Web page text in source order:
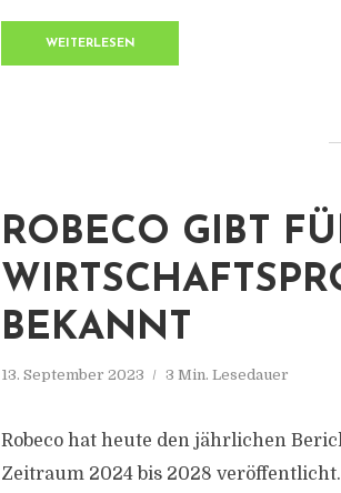
WEITERLESEN
ROBECO GIBT
BEKANNT
13. September 2023 3 Min. Lesedauer
Robeco hat heute den jährlichen
Zeitraum 2024 bis 2028